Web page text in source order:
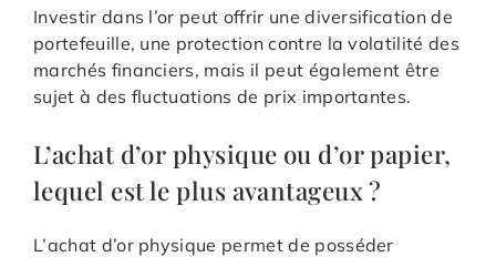
Investir dans l’or peut offrir une diversification de
portefeuille, une protection contre la volatilité des
marchés financiers, mais il peut également être
sujet à des fluctuations de prix importantes.
L’achat d’or physique ou d’or papier,
lequel est le plus avantageux ?
L’achat d’or physique permet de posséder